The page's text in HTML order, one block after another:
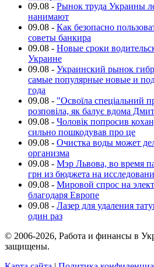
09.08 - Рынок труда Украины
нанимают
09.08 - Как безопасно
советы банкира
09.08 - Новые сроки
Украине
09.08 - Украинский рынок
самые популярные новые и
года
09.08 - "Освоїла спеціальний
розповіла, як балує вдома
09.08 - Чоловік попросив
сильно пошкодував про це
09.08 - Очистка воды может
организма
09.08 - Мэр Львова, во время
грн из бюджета на
09.08 - Мировой спрос на
благодаря Европе
09.08 - Лазер для удаления
один раз
© 2006-2026, Работа и финансы в
защищены.